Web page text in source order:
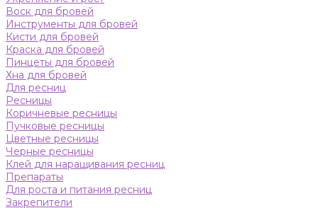
Воск для бровей
Инструменты для бровей
Кисти для бровей
Краска для бровей
Пинцеты для бровей
Хна для бровей
Для ресниц
Ресницы
Коричневые ресницы
Пучковые ресницы
Цветные ресницы
Черные ресницы
Клей для наращивания ресниц
Препараты
Для роста и питания ресниц
Закрепители